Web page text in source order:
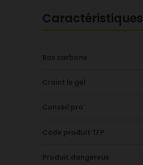
Caractéristiques
Bas carbone
Craint le gel
Conseil pro
Code produit TFP
Produit dangereux